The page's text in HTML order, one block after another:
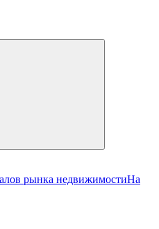
рынка недвижимостиНа